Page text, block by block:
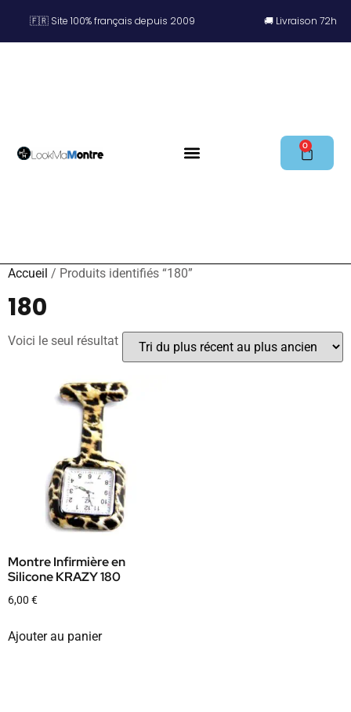
🇫🇷 Site 100% français depuis 2009 🚚 Livraison 72h
0
Accueil / Produits identifiés “180”
180
Voici le seul résultat
Montre Infirmière en
Silicone KRAZY 180
6,00 €
Ajouter au panier